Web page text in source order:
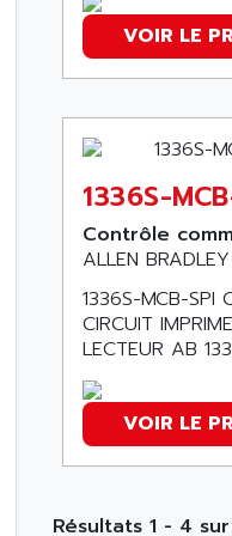
VOIR LE
1336S-
Contrôle
ALLEN BRADLEY
1336S-MCB-SPI
CIRCUIT
LECTEUR AB
VOIR LE
Résultats 1 - 4